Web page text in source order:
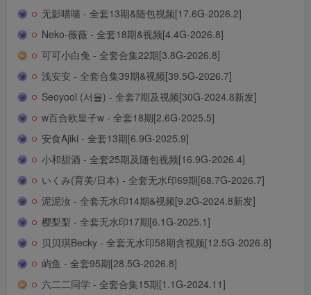
无影喵喵 - 全套13期&随包视频[17.6G-2026.2]
Neko-薇薇 - 全套18期&视频[4.4G-2026.8]
可可小白兔 - 全套合集22期[3.8G-2026.8]
浅安安 - 全套合集39期&视频[39.5G-2026.7]
Seoyool (서율) - 全套7期及视频[30G-2024.8新发]
w百合欧皇子w - 全套18期[2.6G-2025.5]
安食Ajiki - 全套13期[6.9G-2025.9]
小和甜酒 - 全套25期及随包视频[16.9G-2026.4]
いくみ(育美/日本) - 全套无水印69期[68.7G-2026.7]
泥泥汝 - 全套无水印14期&视频[9.2G-2024.8新发]
樱梨梨 - 全套无水印17期[6.1G-2025.1]
贝贝琪Becky - 全套无水印58期含视频[12.5G-2026.8]
屿鱼 - 全套95期[28.5G-2026.8]
六二二同学 - 全套合集15期[1.1G-2024.11]